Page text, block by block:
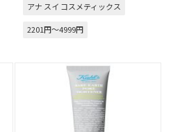
アナ スイ コスメティックス
2201円～4999円